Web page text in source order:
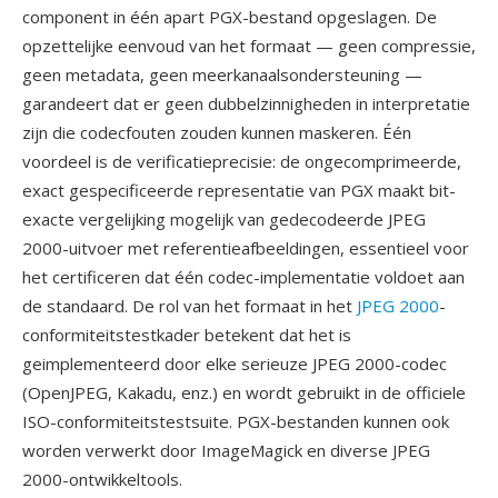
component in één apart PGX-bestand opgeslagen. De
opzettelijke eenvoud van het formaat — geen compressie,
geen metadata, geen meerkanaalsondersteuning —
garandeert dat er geen dubbelzinnigheden in interpretatie
zijn die codecfouten zouden kunnen maskeren. Één
voordeel is de verificatieprecisie: de ongecomprimeerde,
exact gespecificeerde representatie van PGX maakt bit-
exacte vergelijking mogelijk van gedecodeerde JPEG
2000-uitvoer met referentieafbeeldingen, essentieel voor
het certificeren dat één codec-implementatie voldoet aan
de standaard. De rol van het formaat in het JPEG 2000-
conformiteitstestkader betekent dat het is
geimplementeerd door elke serieuze JPEG 2000-codec
(OpenJPEG, Kakadu, enz.) en wordt gebruikt in de officiele
ISO-conformiteitstestsuite. PGX-bestanden kunnen ook
worden verwerkt door ImageMagick en diverse JPEG
2000-ontwikkeltools.